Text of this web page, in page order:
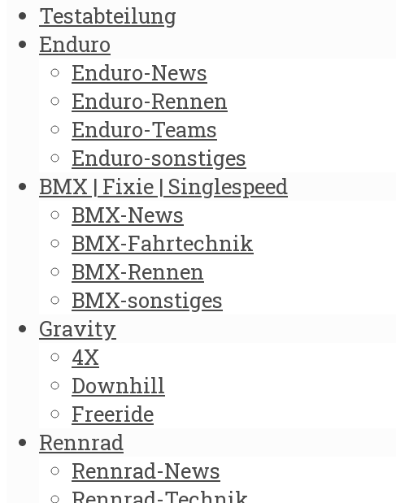
Testabteilung
Enduro
Enduro-News
Enduro-Rennen
Enduro-Teams
Enduro-sonstiges
BMX | Fixie | Singlespeed
BMX-News
BMX-Fahrtechnik
BMX-Rennen
BMX-sonstiges
Gravity
4X
Downhill
Freeride
Rennrad
Rennrad-News